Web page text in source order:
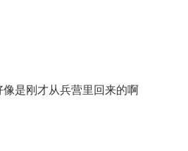
是刚才从兵营里回来的啊